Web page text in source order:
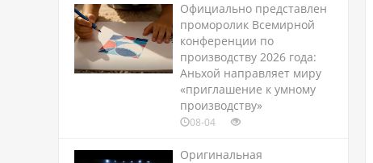
Официально представлен
проморолик Всемирной
конференции по
производству 2026 года:
Аньхой направляет миру
«приглашение к умному
производству»
08-04
Оригинальная